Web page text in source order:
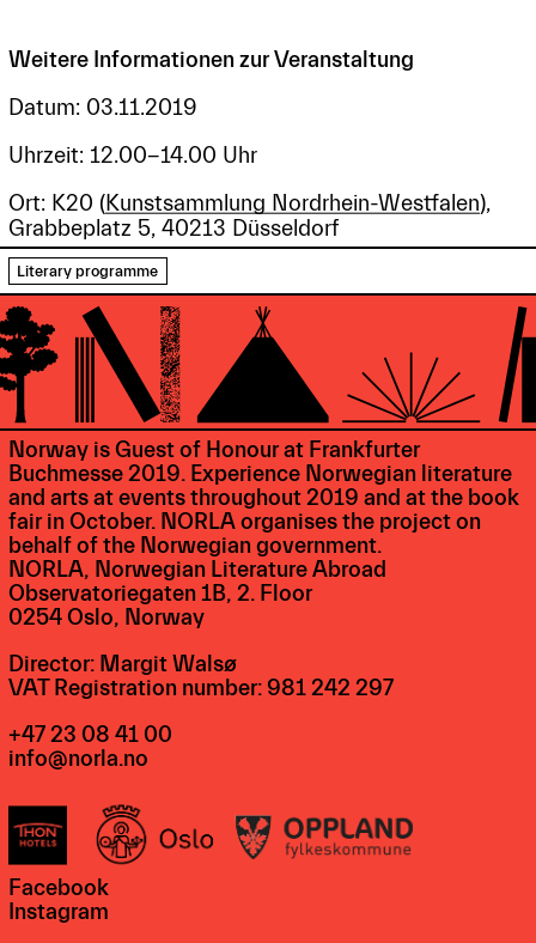
Weitere Informationen zur Veranstaltung
Datum: 03.11.2019
Uhrzeit: 12.00-14.00 Uhr
Ort: K20 (Kunstsammlung Nordrhein-Westfalen),
Grabbeplatz 5, 40213 Düsseldorf
Literary programme
Norway is Guest of Honour at Frankfurter
Buchmesse 2019. Experience Norwegian literature
and arts at events throughout 2019 and at the book
fair in October. NORLA organises the project on
behalf of the Norwegian government.
NORLA, Norwegian Literature Abroad
Observatoriegaten 1B, 2. Floor
0254 Oslo, Norway
Director: Margit Walsø
VAT Registration number: 981 242 297
+47 23 08 41 00
info@norla.no
Facebook
Instagram